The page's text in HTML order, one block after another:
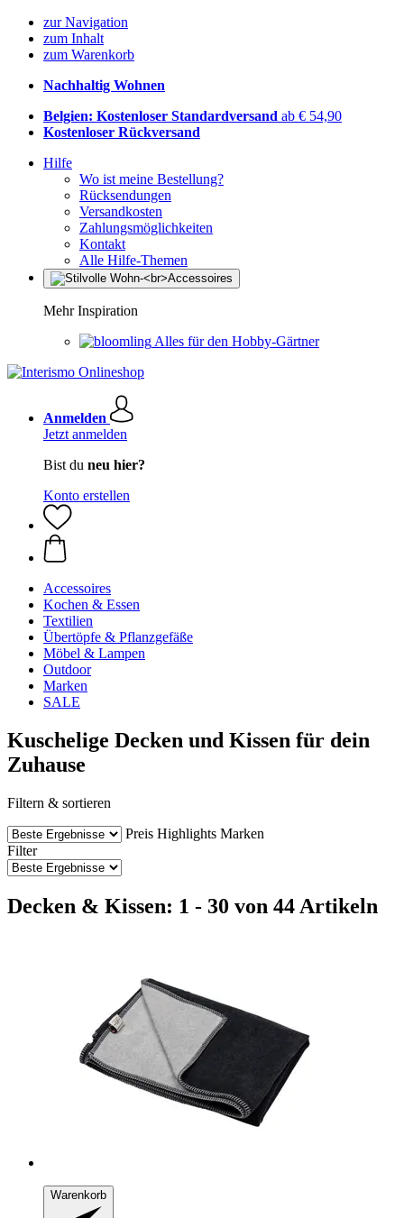
zur Navigation
zum Inhalt
zum Warenkorb
Nachhaltig Wohnen
Belgien: Kostenloser Standardversand ab € 54,90
Kostenloser Rückversand
Hilfe
Wo ist meine Bestellung?
Rücksendungen
Versandkosten
Zahlungsmöglichkeiten
Kontakt
Alle Hilfe-Themen
Mehr Inspiration
Alles für den Hobby-Gärtner
Anmelden
Jetzt anmelden
Bist du neu hier?
Konto erstellen
Accessoires
Kochen & Essen
Textilien
Übertöpfe & Pflanzgefäße
Möbel & Lampen
Outdoor
Marken
SALE
Kuschelige Decken und Kissen für dein
Zuhause
Filtern & sortieren
Preis Highlights Marken
Filter
Decken & Kissen: 1 - 30 von 44 Artikeln
Warenkorb